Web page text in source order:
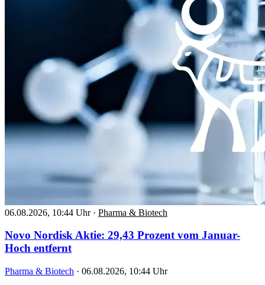
06.08.2026, 10:44 Uhr · Pharma & Biotech
Novo Nordisk Aktie: 29,43 Prozent vom Januar-
Hoch entfernt
Pharma & Biotech · 06.08.2026, 10:44 Uhr